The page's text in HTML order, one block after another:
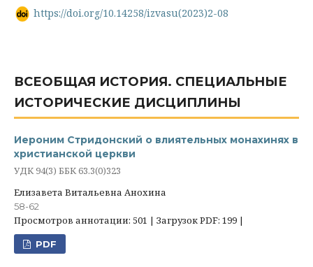
https://doi.org/10.14258/izvasu(2023)2-08
ВСЕОБЩАЯ ИСТОРИЯ. СПЕЦИАЛЬНЫЕ
ИСТОРИЧЕСКИЕ ДИСЦИПЛИНЫ
Иероним Стридонский о влиятельных монахинях в
христианской церкви
УДК 94(3) ББК 63.3(0)323
Елизавета Витальевна Анохина
58-62
Просмотров аннотации: 501 | Загрузок PDF: 199 |
PDF